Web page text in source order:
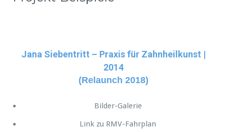
Jana Siebentritt – Praxis für Zahnheilkunst |
2014
(Relaunch 2018)
Bilder-Galerie
Link zu RMV-Fahrplan